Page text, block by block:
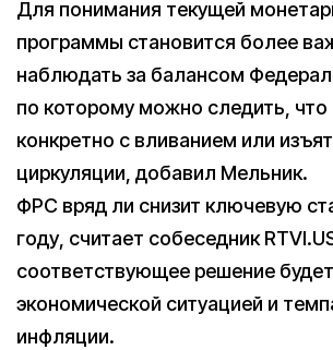
Для понимания текущей
программы становится более
наблюдать за балансом
по которому можно следить, что
конкретно с вливанием или
циркуляции, добавил Мельник.
ФРС вряд ли снизит ключевую
году, считает собеседник
соответствующее решение
экономической ситуацией и
инфляции.